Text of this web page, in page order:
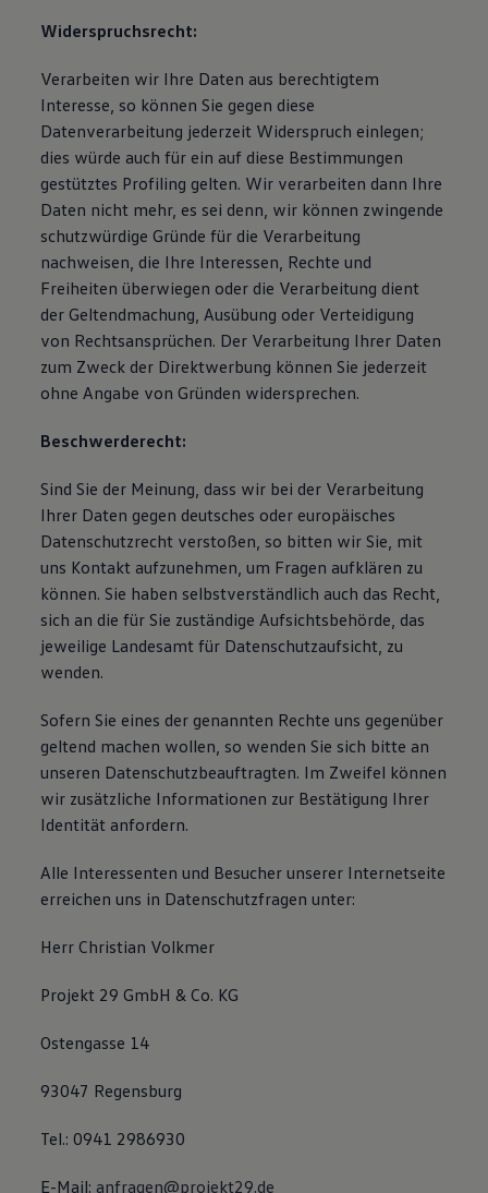
Widerspruchsrecht:
Verarbeiten wir Ihre Daten aus berechtigtem
Interesse, so können Sie gegen diese
Datenverarbeitung jederzeit Widerspruch einlegen;
dies würde auch für ein auf diese Bestimmungen
gestütztes Profiling gelten. Wir verarbeiten dann Ihre
Daten nicht mehr, es sei denn, wir können zwingende
schutzwürdige Gründe für die Verarbeitung
nachweisen, die Ihre Interessen, Rechte und
Freiheiten überwiegen oder die Verarbeitung dient
der Geltendmachung, Ausübung oder Verteidigung
von Rechtsansprüchen. Der Verarbeitung Ihrer Daten
zum Zweck der Direktwerbung können Sie jederzeit
ohne Angabe von Gründen widersprechen.
Beschwerderecht:
Sind Sie der Meinung, dass wir bei der Verarbeitung
Ihrer Daten gegen deutsches oder europäisches
Datenschutzrecht verstoßen, so bitten wir Sie, mit
uns Kontakt aufzunehmen, um Fragen aufklären zu
können. Sie haben selbstverständlich auch das Recht,
sich an die für Sie zuständige Aufsichtsbehörde, das
jeweilige Landesamt für Datenschutzaufsicht, zu
wenden.
Sofern Sie eines der genannten Rechte uns gegenüber
geltend machen wollen, so wenden Sie sich bitte an
unseren Datenschutzbeauftragten. Im Zweifel können
wir zusätzliche Informationen zur Bestätigung Ihrer
Identität anfordern.
Alle Interessenten und Besucher unserer Internetseite
erreichen uns in Datenschutzfragen unter:
Herr Christian Volkmer
Projekt 29 GmbH & Co. KG
Ostengasse 14
93047 Regensburg
Tel.: 0941 2986930
E-Mail: anfragen@projekt29.de